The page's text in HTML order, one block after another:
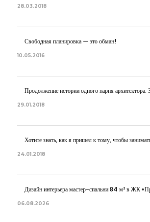
28.03.2018
Свободная планировка — это обман!
10.05.2016
Продолжение истории одного парня архитектора.
29.01.2018
Хотите знать, как я пришел к тому, чтобы
24.01.2018
Дизайн интерьера мастер-спальни 84 м² в ЖК
06.08.2026